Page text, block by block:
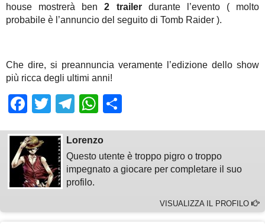
house mostrerà ben2 trailerdurante l’evento ( molto
probabile è l’annuncio del seguito di Tomb Raider ).
Che dire, si preannuncia veramente l’edizione dello show
più ricca degli ultimi anni!
Facebook
TwitterTelegram
WhatsApp
Lorenzo
Questo utente è troppo pigro o troppo
impegnato a giocare per completare il suo
profilo.
VISUALIZZA IL PROFILO